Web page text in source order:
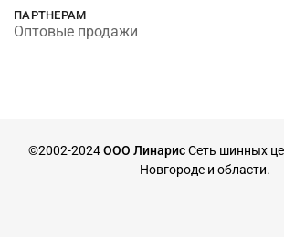
ПАРТНЕРАМ
Оптовые продажи
©2002-2024ООО ЛинарисСеть шинных
Новгороде и области.